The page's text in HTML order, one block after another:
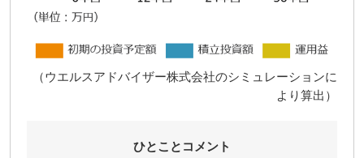
（ウエルスアドバイザー株式会社のシミュレーションに
より算出）
ひとことコメント